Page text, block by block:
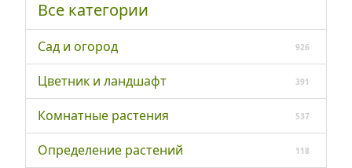
Все категории
Сад и огород 926
Цветник и ландшафт 391
Комнатные растения 537
Определение растений 118